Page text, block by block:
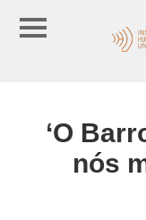
‘O
nós